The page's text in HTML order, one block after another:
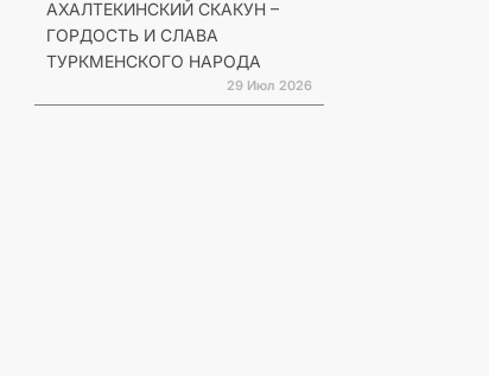
АХАЛТЕКИНСКИЙ СКАКУН –
ГОРДОСТЬ И СЛАВА
ТУРКМЕНСКОГО НАРОДА
29 Июл 2026